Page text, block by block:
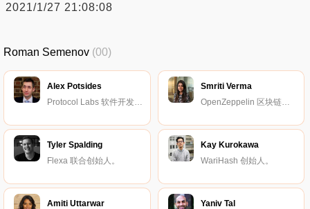
2021/1/27 21:08:08
Roman Semenov (00)
Alex Potsides
Protocol Labs 软件开发工程师。
Smriti Verma
OpenZeppelin 区块链安全研究员。
Tyler Spalding
Flexa 联合创始人。
Kay Kurokawa
WariHash 创始人。
Amiti Uttarwar
Yaniv Tal